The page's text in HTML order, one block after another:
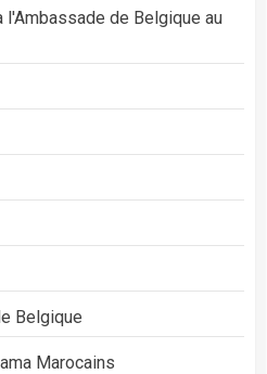
de Belgique au
Belgique
Marocains